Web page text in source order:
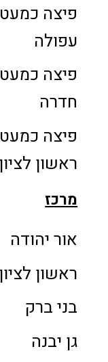
פיצה
עפולה
פיצה
חדרה
פיצה
ראשון לציון
מרכז
אור יהודה
ראשון לציון
בני ברק
גן יבנה